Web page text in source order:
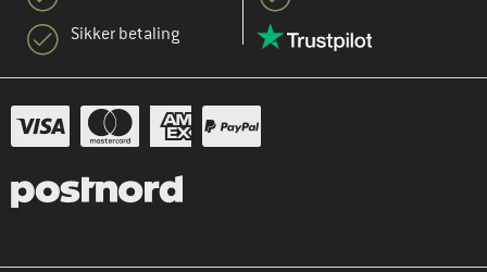
Sikker betaling